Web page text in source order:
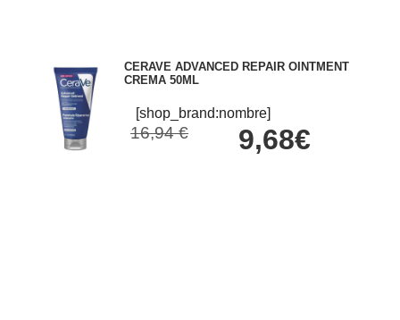
CERAVE ADVANCED REPAIR OINTMENT
CREMA 50ML
[shop_brand:nombre]
16,94 € 9,68€